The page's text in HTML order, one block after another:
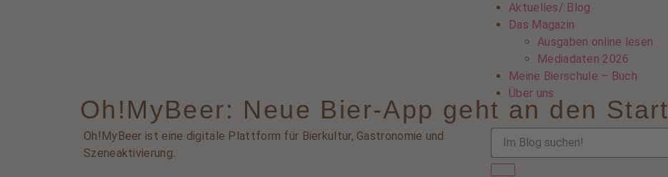
Aktuelles/ Blog
Das Magazin
Ausgaben online lesen
Mediadaten 2026
Meine Bierschule – Buch
Über uns
Oh!MyBeer: Neue Bier-App geht an den Start
Oh!MyBeer ist eine digitale Plattform für Bierkultur, Gastronomie und
Szeneaktivierung.